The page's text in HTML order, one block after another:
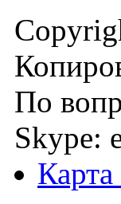
По
Skype:
Карта